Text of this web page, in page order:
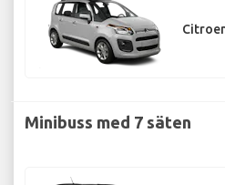
Minibuss med 7 säten